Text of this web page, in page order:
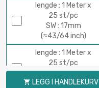
lengde : 1 Meter x
25 st/pc
SW : 17mm
(≈43/64 inch)
lengde : 1 Meter x
25 st/pc
SW : 19mm (≈3/4
inch)
 LEGG I HANDLEKURV